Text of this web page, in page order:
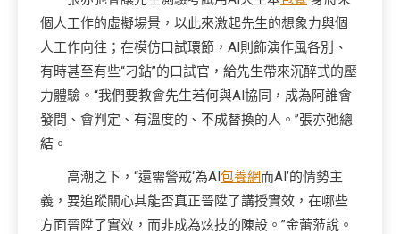
個人工作的虛擬場景，以此來激起先生的想象力與個
人工作向往；在模仿口試環節，AI則飾演作風各別、
有時甚至有些“刁鉆”的口試官，給先生帶來沉醉式的壓
力體驗。“我們要教會先生若何與AI協同，成為阿誰會
發問、會判定、有溫度的、不成替換的人。”張亦弛總
結。
高潮之下，“還需警戒‘為AI包養網而AI’的情勢主
義，要追蹤關心其能否真正晉陞了講授實效，在哪些
方面晉陞了實效，而非成為炫技的陳設。”金蕾蒞說。